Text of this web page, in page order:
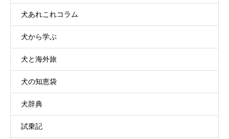
犬あれこれコラム
犬から学ぶ
犬と海外旅
犬の知恵袋
犬辞典
試乗記